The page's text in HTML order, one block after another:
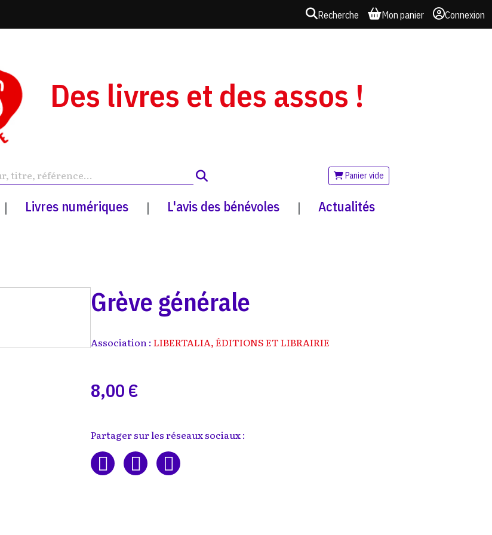
Recherche Mon panier Connexion
Des livres et des assos !
Panier vide
| Livres numériques | L'avis des bénévoles | Actualités
Grève générale
Association : LIBERTALIA, ÉDITIONS ET LIBRAIRIE
8,00 €
Partager sur les réseaux sociaux :